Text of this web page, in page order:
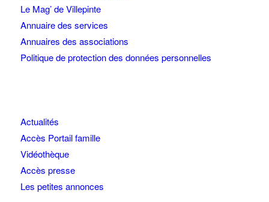
Le Mag’ de Villepinte
Annuaire des services
Annuaires des associations
Politique de protection des données personnelles
Actualités
Accès Portail famille
Vidéothèque
Accès presse
Les petites annonces